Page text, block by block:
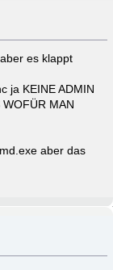
es klappt
ja KEINE ADMIN
MAN
aber das